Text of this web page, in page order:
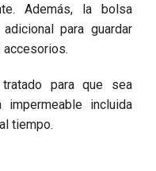
Además, la bolsa
para guardar
para que sea
incluida
tiempo.